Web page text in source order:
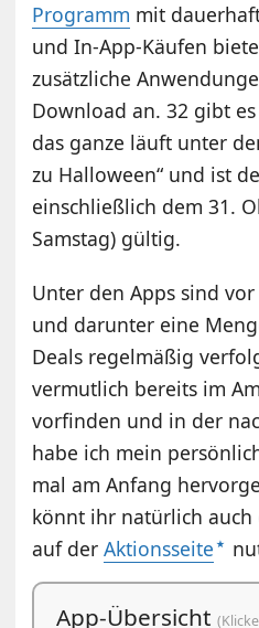
Programm mit
und In-App-Käufen
zusätzliche
Download an. 32 gibt
das ganze läuft unter
zu Halloween“ und ist
einschließlich dem 31.
Samstag) gültig.
Unter den Apps sind
und darunter eine
Deals regelmäßig
vermutlich bereits im
vorfinden und in der
habe ich mein
mal am Anfang
könnt ihr natürlich
auf derAktionsseite
App-Übersicht